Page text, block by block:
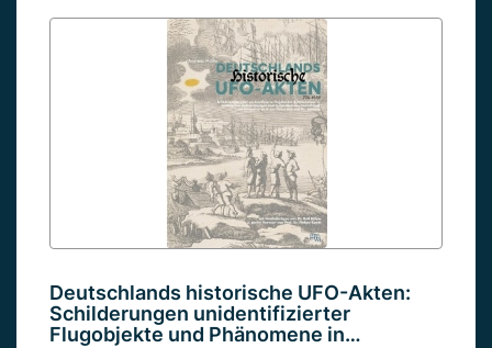
Deutschlands historische UFO-Akten:
Schilderungen unidentifizierter
Flugobjekte und Phänomene in…